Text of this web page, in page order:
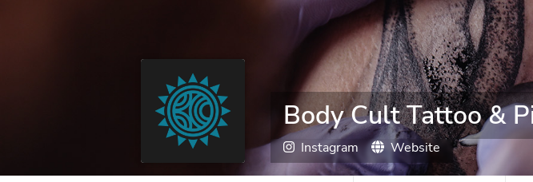
Body Cult Tattoo &
Instagram Website